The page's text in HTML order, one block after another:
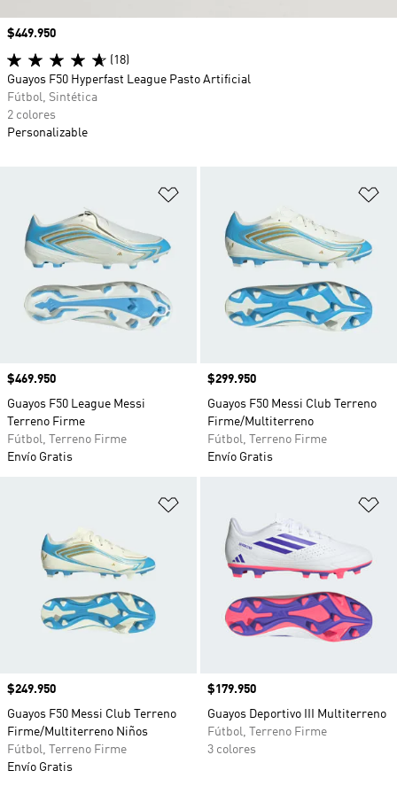
Precio
$469.950
Guayos F50 League Messi
Terreno Firme
Fútbol, Terreno Firme
Envío Gratis
Precio
$299.950
Guayos F50 Messi Club Terreno
Firme/Multiterreno
Fútbol, Terreno Firme
Envío Gratis
Precio
$249.950
Guayos F50 Messi Club Terreno
Firme/Multiterreno Niños
Fútbol, Terreno Firme
Envío Gratis
Precio
$179.950
Guayos Deportivo III Multiterreno
Fútbol, Terreno Firme
3 colores
Precio
$449.950
(18)
Guayos F50 Hyperfast League Pasto Artificial
Fútbol, Sintética
2 colores
Personalizable